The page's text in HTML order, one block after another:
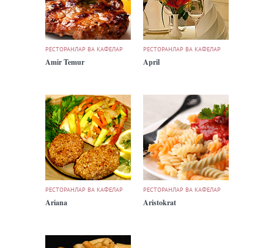
РЕСТОРАНЛАР ВА КАФЕЛАР
Amir Temur
РЕСТОРАНЛАР ВА КАФЕЛАР
April
РЕСТОРАНЛАР ВА КАФЕЛАР
Ariana
РЕСТОРАНЛАР ВА КАФЕЛАР
Aristokrat